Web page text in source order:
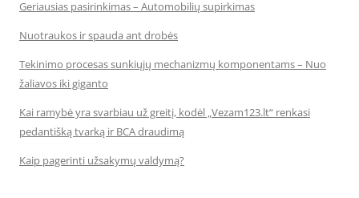
Geriausias pasirinkimas – Automobilių supirkimas
Nuotraukos ir spauda ant drobės
Tekinimo procesas sunkiųjų mechanizmų komponentams – Nuo
žaliavos iki giganto
Kai ramybė yra svarbiau už greitį, kodėl „Vezam123.lt“ renkasi
pedantišką tvarką ir BCA draudimą
Kaip pagerinti užsakymų valdymą?